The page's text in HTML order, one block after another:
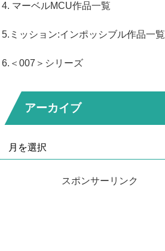
4. マーベルMCU作品一覧
5.ミッション:インポッシブル作品一覧
6.＜007＞シリーズ
アーカイブ
スポンサーリンク